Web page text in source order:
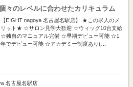
々のレベルに合わせたカリキュラム
【EIGHT nagoya 名古屋名駅店】 ★この求人のメ
リット★ ☆サロン見学大歓迎 ☆ウィッグ10台支給
☆独自のマニュアル完備 ☆早期デビュー可能 ☆1
年でデビュー可能 ☆アカデミー制度あり(…
名古屋名駅店